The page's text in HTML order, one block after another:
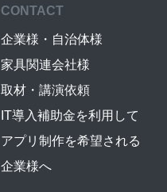
CONTACT
企業様・自治体様
家具関連会社様
取材・講演依頼
IT導入補助金を利用して
アプリ制作を希望される
企業様へ